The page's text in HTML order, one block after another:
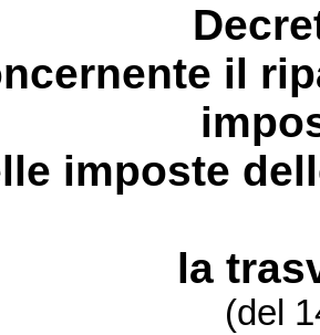
il
imposte
la
(del